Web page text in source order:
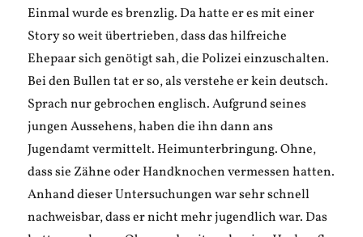
Einmal wurde es brenzlig. Da hatte er es mit einer
Story so weit übertrieben, dass das hilfreiche
Ehepaar sich genötigt sah, die Polizei einzuschalten.
Bei den Bullen tat er so, als verstehe er kein deutsch.
Sprach nur gebrochen englisch. Aufgrund seines
jungen Aussehens, haben die ihn dann ans
Jugendamt vermittelt. Heimunterbringung. Ohne,
dass sie Zähne oder Handknochen vermessen hatten.
Anhand dieser Untersuchungen war sehr schnell
nachweisbar, dass er nicht mehr jugendlich war. Das